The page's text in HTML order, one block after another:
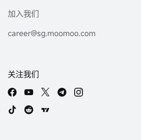
加入我们
career@sg.moomoo.com
关注我们